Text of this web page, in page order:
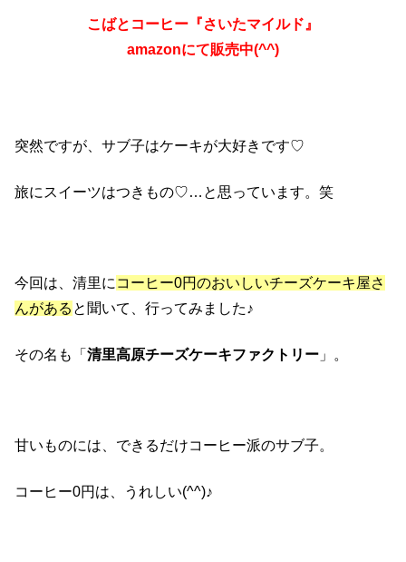
こばとコーヒー『さいたマイルド』
amazonにて販売中(^^)
突然ですが、サブ子はケーキが大好きです♡
旅にスイーツはつきもの♡…と思っています。笑
今回は、清里に コーヒー0円のおいしいチーズケーキ屋さ
んがある と聞いて、行ってみました♪
その名も「 清里高原チーズケーキファクトリー 」。
甘いものには、できるだけコーヒー派のサブ子。
コーヒー0円は、うれしい(^^)♪